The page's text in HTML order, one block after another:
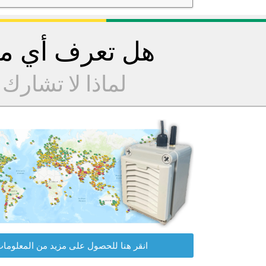
هل تعرف أي
لماذا لا
انقر هنا للحصول على مزيد من